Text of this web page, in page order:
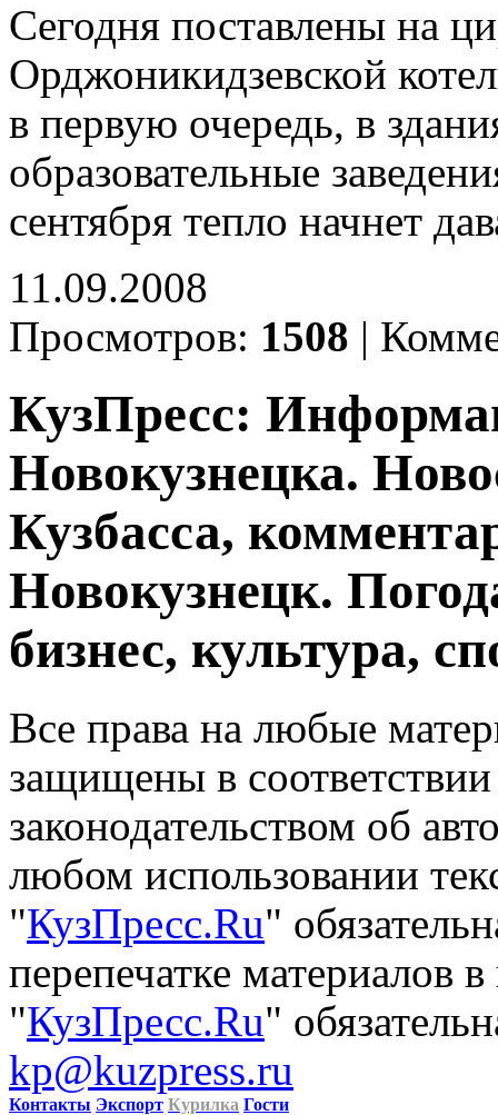
Сегодня поставлены на
Орджоникидзевской
в первую очередь, в
образовательные
сентября тепло начнет
11.09.2008
Просмотров: 1508 |
КузПресс:
Новокузнецка.
Кузбасса,
Новокузнецк.
бизнес, культура,
Все права на любые
защищены в
законодательством об
любом использовании
"КузПресс.Ru"
перепечатке материалов
"КузПресс.Ru"
kp@kuzpress.ru
Контакты Экспорт Курилка Гости